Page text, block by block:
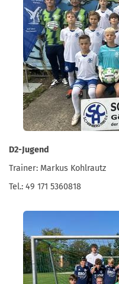
D2-Jugend
Trainer: Markus Kohlrautz
Tel.: 49 171 5360818